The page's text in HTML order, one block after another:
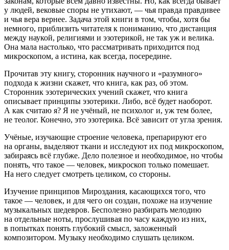
у людей, вековые споры не утихают, — чья правда правдивее
и чья вера вернее. Задача этой книги в том, чтобы, хотя бы
немного, приблизить читателя к пониманию, что дистанция
между наукой, религиями и эзотерикой, не так уж и велика.
Она мала настолько, что рассматривать приходится под
микроскопом, а истина, как всегда, посередине.
Прочитав эту книгу, сторонник научного и «разумного»
подхода к жизни скажет, что книга, как раз, об этом.
Сторонник эзотерических учений скажет, что книга
описывает принципы эзотерики. Либо, всё будет наоборот.
А как считаю я? Я не учёный, не психолог и, уж тем более,
не теолог. Конечно, это эзотерика. Всё зависит от угла зрения.
Учёные, изучающие строение человека, препарируют его
на органы, выделяют ткани и исследуют их под микроскопом,
забираясь всё глубже. Дело полезное и необходимое, но чтобы
понять, что такое — человек, микроскоп только помешает.
На него следует смотреть целиком, со стороны.
Изучение принципов Мироздания, касающихся того, что
такое — человек, и для чего он создан, похоже на изучение
музыкальных шедевров. Бесполезно разбирать мелодию
на отдельные ноты, прослушивая по часу каждую из них,
в попытках понять глубокий смысл, заложенный
композитором. Музыку необходимо слушать целиком.